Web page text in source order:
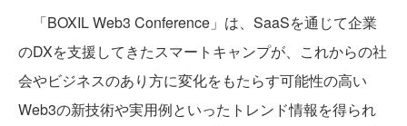
「BOXIL Web3 Conference」は、SaaSを通じて企業
のDXを支援してきたスマートキャンプが、これからの社
会やビジネスのあり方に変化をもたらす可能性の高い
Web3の新技術や実用例といったトレンド情報を得られ